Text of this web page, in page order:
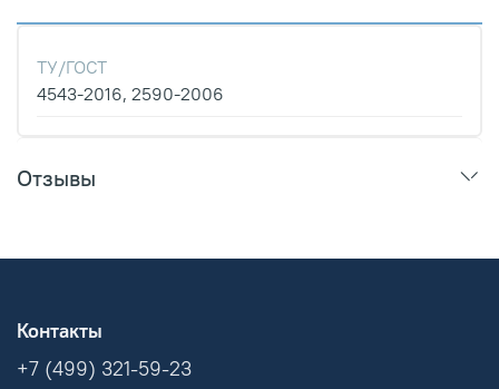
ТУ/ГОСТ
4543-2016, 2590-2006
Отзывы
Контакты
+7 (499) 321-59-23